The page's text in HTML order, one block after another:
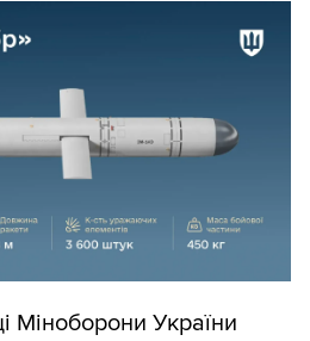
Міноборони України